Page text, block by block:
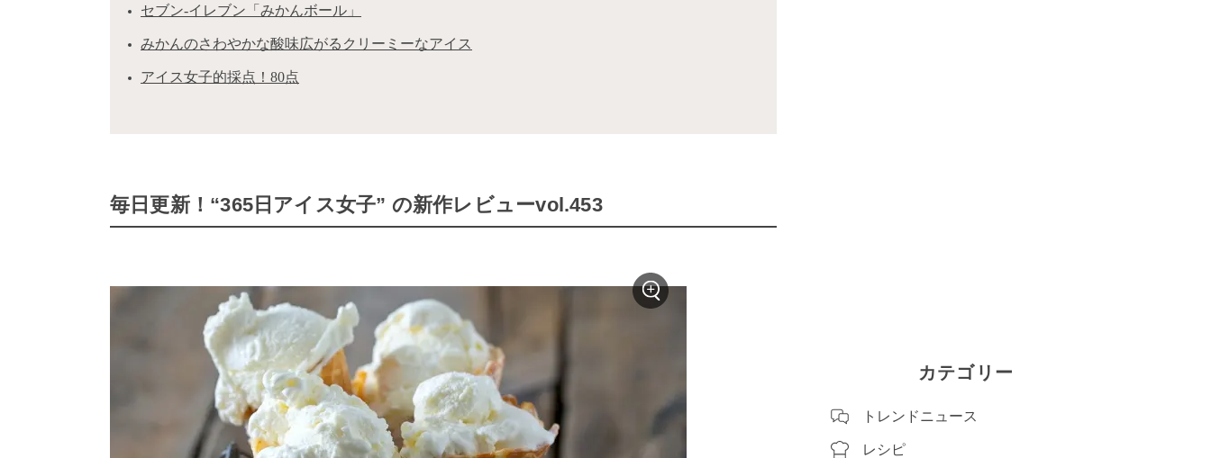
セブン-イレブン「みかんボール」
みかんのさわやかな酸味広がるクリーミーなアイス
アイス女子的採点！80点
毎日更新！“365日アイス女子” の新作レビューvol.453
カテゴリー
トレンドニュース
レシピ